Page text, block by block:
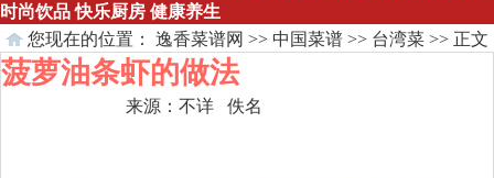
时尚饮品 快乐厨房 健康养生
您现在的位置： 逸香菜谱网 >> 中国菜谱 >> 台湾菜 >> 正文
菠萝油条虾的做法
来源： 不详 佚名